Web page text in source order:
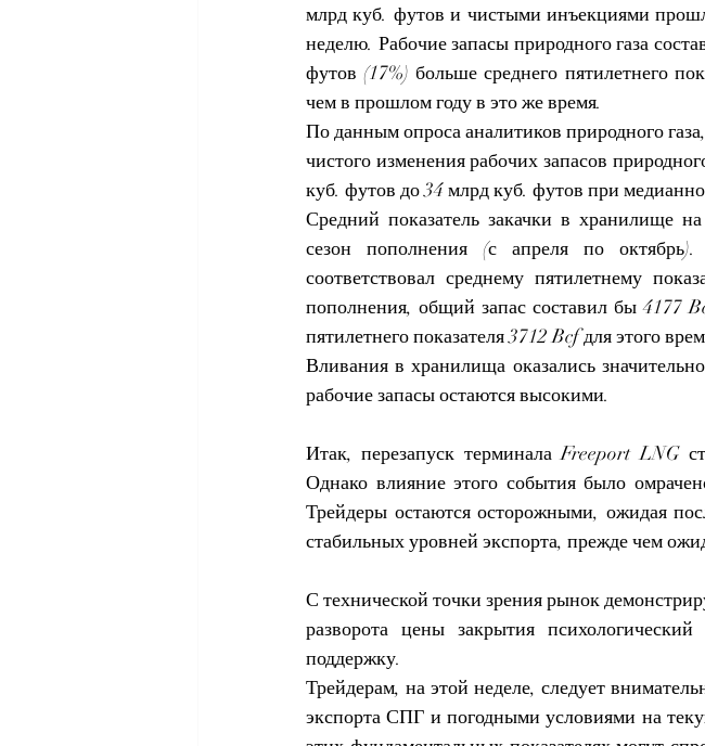
млрд куб. футов и чистыми инъекциями
неделю. Рабочие запасы природного газа
футов (17%) больше среднего пятилетнего
чем в прошлом году в это же время.
По данным опроса аналитиков природного газа,
чистого изменения рабочих запасов
куб. футов до 34 млрд куб. футов при
Средний показатель закачки в хранилище
сезон пополнения (с апреля по
соответствовал среднему пятилетнему
пополнения, общий запас составил бы 4177
пятилетнего показателя 3712 Bcf для этого
Вливания в хранилища оказались
рабочие запасы остаются высокими.
Итак, перезапуск терминала Freeport LNG
Однако влияние этого события было
Трейдеры остаются осторожными, ожидая
стабильных уровней экспорта, прежде чем
С технической точки зрения рынок
разворота цены закрытия
поддержку.
Трейдерам, на этой неделе, следует
экспорта СПГ и погодными условиями на